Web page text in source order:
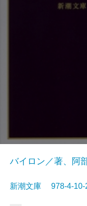
バイロン／著、阿
新潮文庫 978-4-